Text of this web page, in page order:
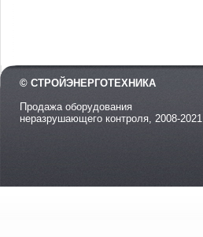
© СТРОЙЭНЕРГОТЕХНИКА
Продажа оборудования
неразрушающего контроля, 2008-2021